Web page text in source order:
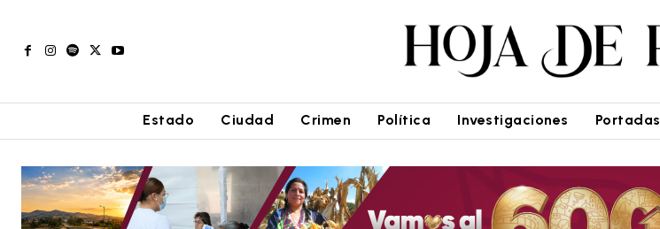
Estado Ciudad Crimen Política Investigaciones Portadas